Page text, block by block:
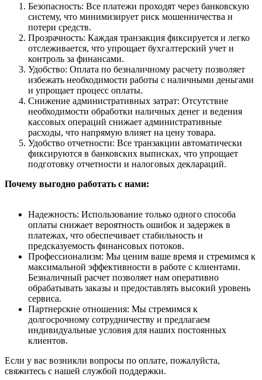
Безопасность: Все платежи проходят через банковскую
систему, что минимизирует риск мошенничества и
потери средств.
Прозрачность: Каждая транзакция фиксируется и легко
отслеживается, что упрощает бухгалтерский учет и
контроль за финансами.
Удобство: Оплата по безналичному расчету позволяет
избежать необходимости работы с наличными деньгами
и упрощает процесс оплаты.
Снижение административных затрат: Отсутствие
необходимости обработки наличных денег и ведения
кассовых операций снижает административные
расходы, что напрямую влияет на цену товара.
Удобство отчетности: Все транзакции автоматически
фиксируются в банковских выписках, что упрощает
подготовку отчетности и налоговых деклараций.
Почему выгодно работать с нами:
Надежность: Использование только одного способа
оплаты снижает вероятность ошибок и задержек в
платежах, что обеспечивает стабильность и
предсказуемость финансовых потоков.
Профессионализм: Мы ценим ваше время и стремимся к
максимальной эффективности в работе с клиентами.
Безналичный расчет позволяет нам оперативно
обрабатывать заказы и предоставлять высокий уровень
сервиса.
Партнерские отношения: Мы стремимся к
долгосрочному сотрудничеству и предлагаем
индивидуальные условия для наших постоянных
клиентов.
Если у вас возникли вопросы по оплате, пожалуйста,
свяжитесь с нашей службой поддержки.